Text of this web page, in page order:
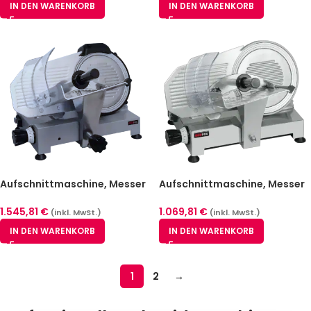
IN DEN WARENKORB IN DEN WARENKORB
Aufschnittmaschine, Messer
GSP 250 Z
1.545,81 € (inkl. MwSt.)
IN DEN WARENKORB
Aufschnittmaschine, Messer
220
1.069,81 € (inkl. MwSt.)
IN DEN WARENKORB
1 2 →